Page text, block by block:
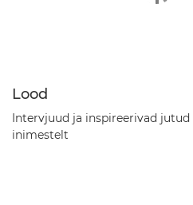
Lood
Intervjuud ja inspireerivad
inimestelt